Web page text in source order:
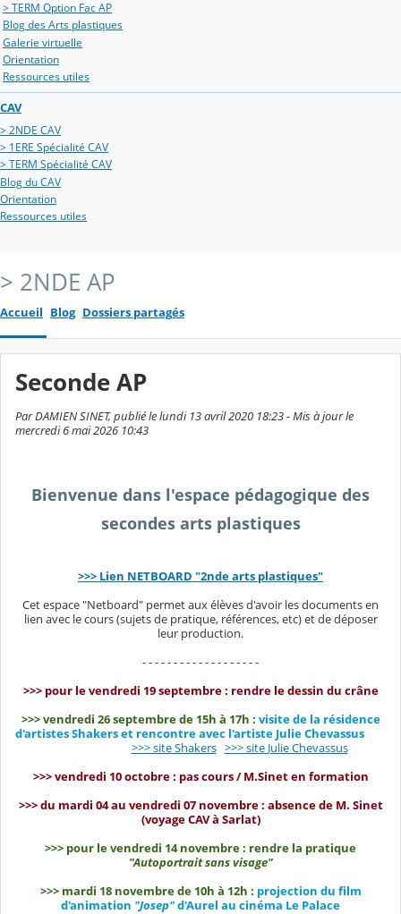
> TERM Option Fac AP
Blog des Arts plastiques
Galerie virtuelle
Orientation
Ressources utiles
CAV
> 2NDE CAV
> 1ERE Spécialité CAV
> TERM Spécialité CAV
Blog du CAV
Orientation
Ressources utiles
> 2NDE AP
Accueil Blog Dossiers partagés
Seconde AP
Par DAMIEN SINET, publié le lundi 13 avril 2020 18:23 - Mis à jour le
mercredi 6 mai 2026 10:43
Bienvenue dans l'espace pédagogique des
secondes arts plastiques
>>> Lien NETBOARD "2nde arts plastiques"
Cet espace "Netboard" permet aux élèves d'avoir les documents en
lien avec le cours (sujets de pratique, références, etc) et de déposer
leur production.
- - - - - - - - - - - - - - - - - - -
>>> pour le vendredi 19 septembre : rendre le dessin du crâne
>>> vendredi 26 septembre de 15h à 17h : visite de la résidence
d'artistes Shakers et rencontre avec l'artiste Julie Chevassus
>>> site Shakers >>> site Julie Chevassus
>>> vendredi 10 octobre : pas cours / M.Sinet en formation
>>> du mardi 04 au vendredi 07 novembre : absence de M. Sinet
(voyage CAV à Sarlat)
>>> pour le vendredi 14 novembre : rendre la pratique
"Autoportrait sans visage"
>>> mardi 18 novembre de 10h à 12h : projection du film
d'animation "Josep"d'Aurel au cinéma Le Palace